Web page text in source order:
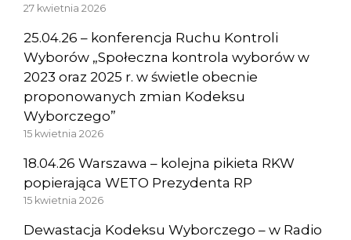
27 kwietnia 2026
25.04.26 – konferencja Ruchu Kontroli
Wyborów „Społeczna kontrola wyborów w
2023 oraz 2025 r. w świetle obecnie
proponowanych zmian Kodeksu
Wyborczego”
15 kwietnia 2026
18.04.26 Warszawa – kolejna pikieta RKW
popierająca WETO Prezydenta RP
15 kwietnia 2026
Dewastacja Kodeksu Wyborczego – w Radio